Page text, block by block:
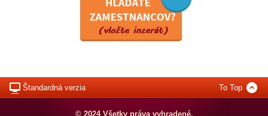
Štandardná verzia To Top
© 2024 Všetky práva vyhradené.